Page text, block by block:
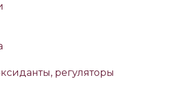
регуляторы